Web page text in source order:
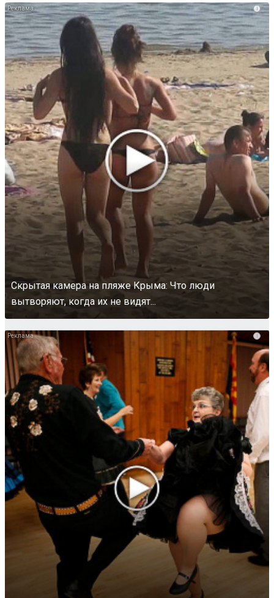
i
Скрытая камера на пляже Крыма: Что люди
вытворяют, когда их не видят...
i